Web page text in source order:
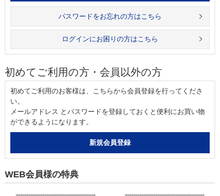
パスワードをお忘れの方はこちら
ログインにお困りの方はこちら
初めてご利用の方・会員以外の方
初めてご利用のお客様は、こちらから会員登録を行ってくださ
い。
メールアドレス とパスワードを登録しておくと便利にお買い物
ができるようになります。
WEB会員様の特典